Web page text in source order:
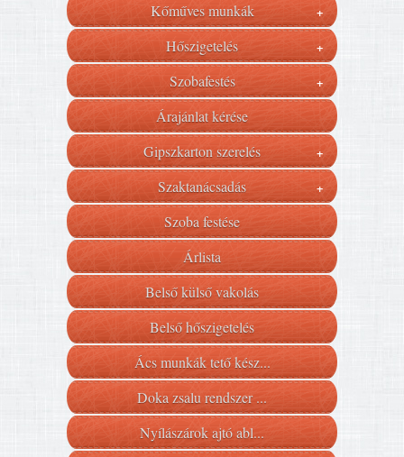
Kőműves munkák +
Hőszigetelés +
Szobafestés +
Árajánlat kérése
Gipszkarton szerelés
+
Szaktanácsadás +
Szoba festése
Árlista
Belső külső vakolás
Belső hőszigetelés
Ács munkák tető kész...
Doka zsalu rendszer ...
Nyílászárok ajtó abl...